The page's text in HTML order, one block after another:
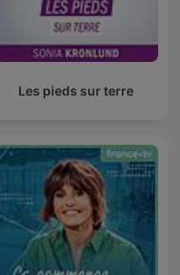
Les pieds sur terre